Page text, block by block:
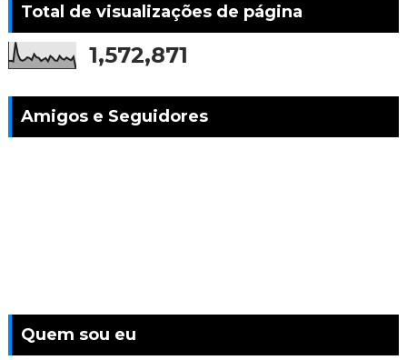
Total de visualizações de página
1,572,871
Amigos e Seguidores
Quem sou eu